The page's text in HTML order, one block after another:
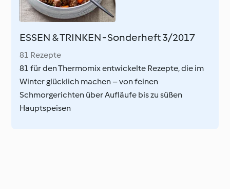
ESSEN & TRINKEN - Sonderheft 3/2017
81 Rezepte
81 für den Thermomix entwickelte Rezepte, die im
Winter glücklich machen – von feinen
Schmorgerichten über Aufläufe bis zu süßen
Hauptspeisen